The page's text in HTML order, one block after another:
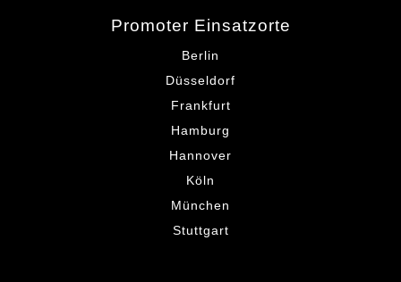
Promoter Einsatzorte
Berlin
Düsseldorf
Frankfurt
Hamburg
Hannover
Köln
München
Stuttgart